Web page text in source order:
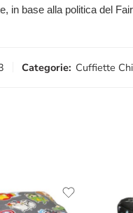
in base alla politica del
Categorie: Cuffiette